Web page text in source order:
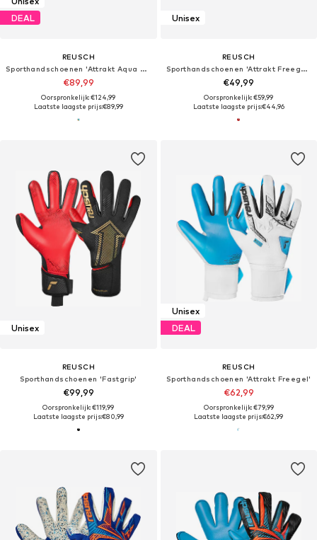
DEAL
REUSCH
Sporthandschoenen 'Attrakt Aqua Evolution'
€89,99
Oorspronkelijk: €124,99
Laatste laagste prijs:€89,99
Unisex
REUSCH
Sporthandschoenen 'Attrakt Freegel Silver'
€49,99
Oorspronkelijk: €59,99
Laatste laagste prijs:€44,96
Unisex
REUSCH
Sporthandschoenen 'Fastgrip'
€99,99
Oorspronkelijk: €119,99
Laatste laagste prijs:€80,99
Unisex
DEAL
REUSCH
Sporthandschoenen 'Attrakt Freegel'
€62,99
Oorspronkelijk: €79,99
Laatste laagste prijs:€62,99